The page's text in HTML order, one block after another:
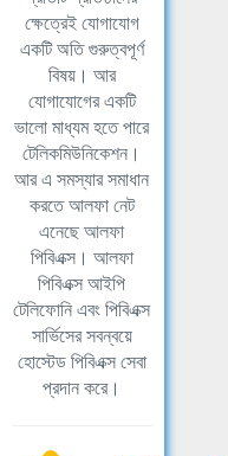
ক্ষেত্রেই যোগাযোগ
একটি অতি গুরুত্বপূর্ণ
বিষয়। আর
যোগাযোগের একটি
ভালো মাধ্যম হতে পারে
টেলিকমিউনিকেশন।
আর এ সমস্যার সমাধান
করতে আলফা নেট
এনেছে আলফা
পিবিএক্স। আলফা
পিবিএক্স আইপি
টেলিফোনি এবং পিবিএক্স
সার্ভিসের সবন্বয়ে
হোস্টেড পিবিএক্স সেবা
প্রদান করে।